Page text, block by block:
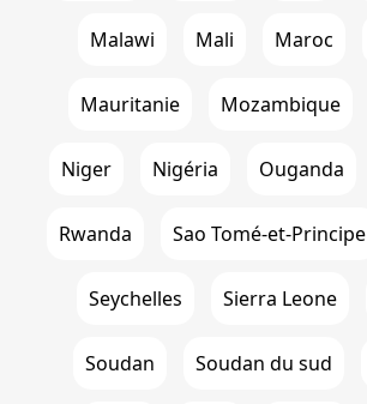
Malawi Mali Maroc
Mauritanie Mozambique
Niger Nigéria Ouganda
Rwanda Sao Tomé-et-Principe
Seychelles Sierra Leone
Soudan Soudan du sud